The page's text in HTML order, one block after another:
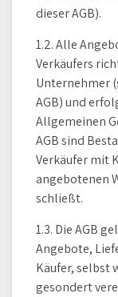
dieser AGB).
1.2. Alle
Verkäufers
Unternehmer
AGB) und
Allgemeinen
AGB sind
Verkäufer mit
angebotenen
schließt.
1.3. Die AGB
Angebote,
Käufer, selbst
gesondert